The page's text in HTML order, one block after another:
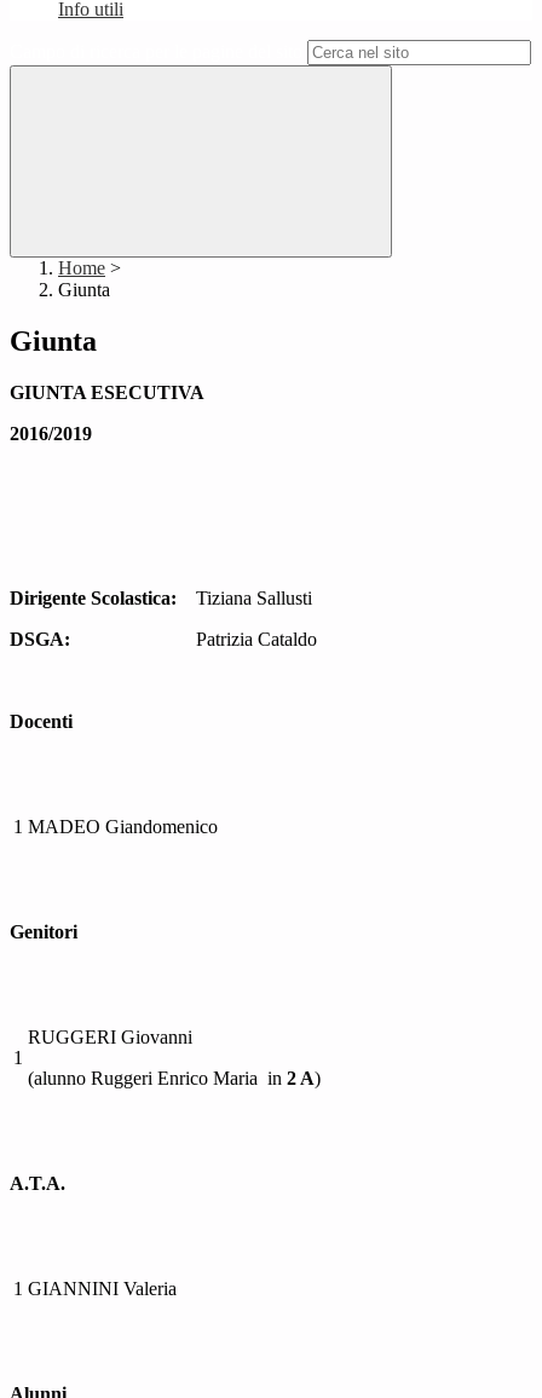
Info utili
Home >
Giunta
Giunta
GIUNTA ESECUTIVA
2016/2019
Dirigente Scolastica: Tiziana Sallusti
DSGA: Patrizia Cataldo
Docenti
1 MADEO Giandomenico
Genitori
1
RUGGERI Giovanni
(alunno Ruggeri Enrico Maria in 2 A)
A.T.A.
1 GIANNINI Valeria